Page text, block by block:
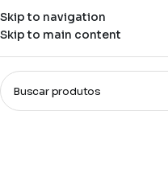
Skip to navigation
Skip to main content
Filtros